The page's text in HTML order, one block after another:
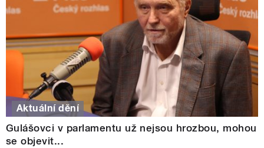
Aktuální dění
Gulášovci v parlamentu už nejsou hrozbou, mohou
se objevit...